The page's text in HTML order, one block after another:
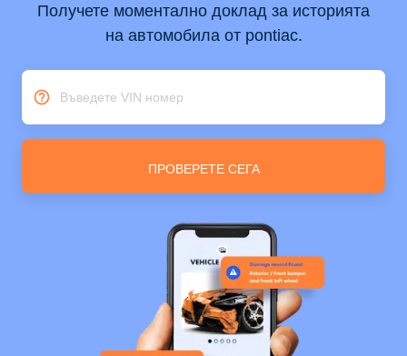
Получете моментално доклад за историята
на автомобила от pontiac.
Въведете VIN номер
ПРОВЕРЕТЕ СЕГА